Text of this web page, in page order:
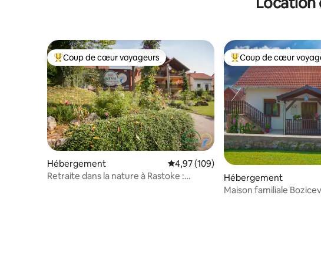
Coups de cœur voyageurs les plus appréciés
Coup de cœur voyageurs
Hébergement Évaluation moyenne sur la base de
4,97 (109)
Retraite dans la nature à Rastoke :
Coups de cœur
Coup de cœur
Hébergement
Maison familiale